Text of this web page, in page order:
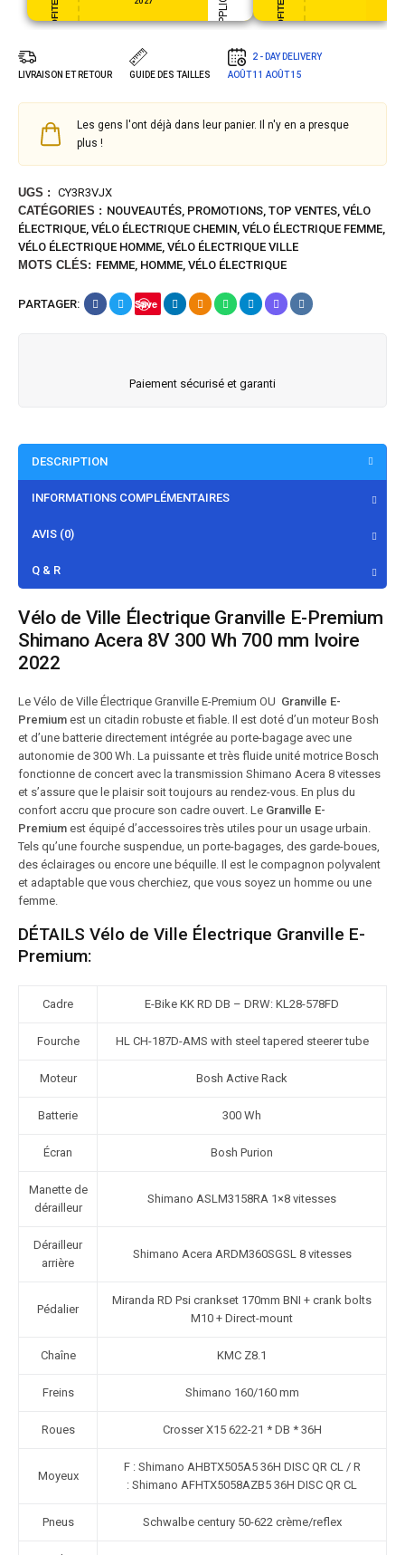
LIVRAISON ET RETOUR GUIDE DES TAILLES
2 - DAY DELIVERY
AOÛT 11 AOÛT 15
Les gens l'ont déjà dans leur panier. Il n'y en a presque
plus !
UGS : CY3R3VJX
CATÉGORIES : NOUVEAUTÉS, PROMOTIONS, TOP VENTES, VÉLO
ÉLECTRIQUE, VÉLO ÉLECTRIQUE CHEMIN, VÉLO ÉLECTRIQUE FEMME,
VÉLO ÉLECTRIQUE HOMME, VÉLO ÉLECTRIQUE VILLE
MOTS CLÉS: FEMME, HOMME, VÉLO ÉLECTRIQUE
PARTAGER: Save
Paiement sécurisé et garanti
DESCRIPTION
INFORMATIONS COMPLÉMENTAIRES
AVIS (0)
Q & R
Vélo de Ville Électrique Granville E-Premium
Shimano Acera 8V 300 Wh 700 mm Ivoire
2022
Le Vélo de Ville Électrique Granville E-Premium OU Granville E-
Premium est un citadin robuste et fiable. Il est doté d’un moteur Bosh
et d’une batterie directement intégrée au porte-bagage avec une
autonomie de 300 Wh. La puissante et très fluide unité motrice Bosch
fonctionne de concert avec la transmission Shimano Acera 8 vitesses
et s’assure que le plaisir soit toujours au rendez-vous. En plus du
confort accru que procure son cadre ouvert. Le Granville E-
Premium est équipé d’accessoires très utiles pour un usage urbain.
Tels qu’une fourche suspendue, un porte-bagages, des garde-boues,
des éclairages ou encore une béquille. Il est le compagnon polyvalent
et adaptable que vous cherchiez, que vous soyez un homme ou une
femme.
DÉTAILS Vélo de Ville Électrique Granville E-
Premium:
Cadre E-Bike KK RD DB – DRW: KL28-578FD
Fourche HL CH-187D-AMS with steel tapered steerer tube
Moteur Bosh Active Rack
Batterie 300 Wh
Écran Bosh Purion
Manette de
dérailleur
Shimano ASLM3158RA 1×8 vitesses
Dérailleur
arrière
Shimano Acera ARDM360SGSL 8 vitesses
Pédalier
Miranda RD Psi crankset 170mm BNI + crank bolts
M10 + Direct-mount
Chaîne KMC Z8.1
Freins Shimano 160/160 mm
Roues Crosser X15 622-21 * DB * 36H
Moyeux
F : Shimano AHBTX505A5 36H DISC QR CL / R
: Shimano AFHTX5058AZB5 36H DISC QR CL
Pneus Schwalbe century 50-622 crème/reflex